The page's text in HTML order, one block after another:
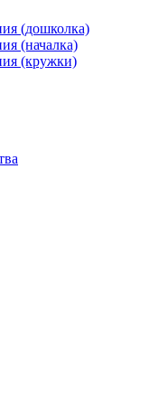
(дошколка)
(началка)
(кружки)